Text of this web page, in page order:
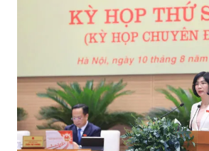
TIN CÙNG CHUYÊN